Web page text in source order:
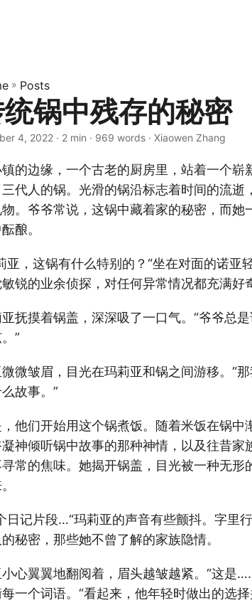
» Posts
锅中残存的秘密
4, 2022 · 2 min · 969 words · Xiaowen Zhang
的边缘，一个古老的厨房里，站着一个
代人的锅。光滑的锅沿标志着时间的流
。爷爷常说，这锅中藏着家的秘密，而
酿。
亚，这锅有什么特别的？“坐在对面的诺亚
锐的业余侦探，对任何异常情况都充满好
抚摸着锅盖，深深吸了一口气。“爷爷总
”
微皱眉，目光在玛莉亚和锅之间游移。“
故事。”
他们开始用这个锅煮饭。随着米饭在锅中
神倾听锅中故事的那种神情，以及往昔家
常的焦味。她揭开锅盖，目光被一种无
日记片段…“玛莉亚的声音有些颤抖。字里
秘密，那些她不曾了解的家族隐情。
心翼翼地翻阅着，眉头越皱越紧。“这是
一个词语。“看起来，他年轻时做出的选